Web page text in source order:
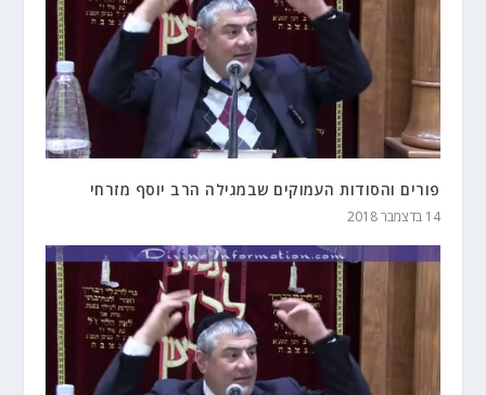
פורים והסודות העמוקים שבמגילה הרב יוסף מזרחי
14 בדצמבר 2018